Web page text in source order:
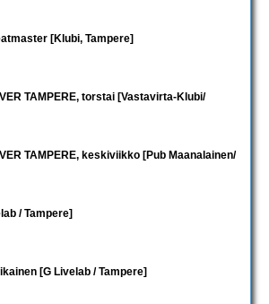
[Klubi, Tampere]
TAMPERE, torstai [Vastavirta-Klubi/
TAMPERE, keskiviikko [Pub Maanalainen/
/ Tampere]
[G Livelab / Tampere]